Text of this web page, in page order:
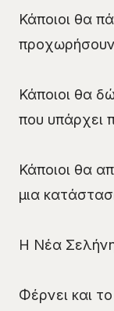
Κάποιοι θα
Κάποιοι θα
που υπάρχει
Κάποιοι θα
μια
Η Νέα
Φέρνει και